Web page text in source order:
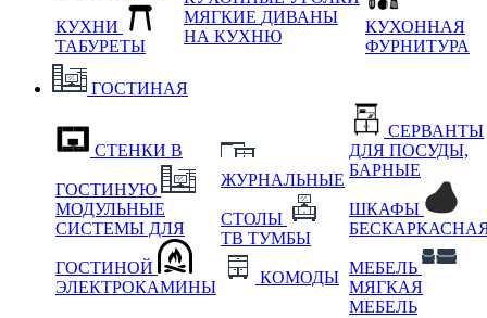
КУХНИ
ТАБУРЕТЫ
МЯГКИЕ ДИВАНЫ
НА КУХНЮ
КУХОННАЯ
ФУРНИТУРА
ГОСТИНАЯ
СТЕНКИ В
ГОСТИНУЮ
МОДУЛЬНЫЕ
СИСТЕМЫ ДЛЯ
ГОСТИНОЙ
ЭЛЕКТРОКАМИНЫ
ЖУРНАЛЬНЫЕ
СТОЛЫ
ТВ ТУМБЫ
КОМОДЫ
СЕРВАНТЫ
ДЛЯ ПОСУДЫ,
БАРНЫЕ
ШКАФЫ
МЕБЕЛЬ
МЯГКАЯ
МЕБЕЛЬ